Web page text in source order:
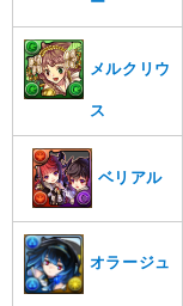
メルクリウ
ス
ベリアル
オラージュ